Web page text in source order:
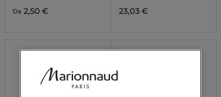
Da 2,50 € 23,03 €